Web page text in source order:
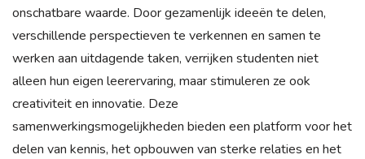
onschatbare waarde. Door gezamenlijk ideeën te delen,
verschillende perspectieven te verkennen en samen te
werken aan uitdagende taken, verrijken studenten niet
alleen hun eigen leerervaring, maar stimuleren ze ook
creativiteit en innovatie. Deze
samenwerkingsmogelijkheden bieden een platform voor het
delen van kennis, het opbouwen van sterke relaties en het